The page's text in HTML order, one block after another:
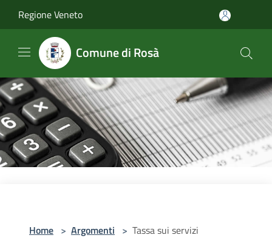
Regione Veneto
Comune di Rosà
Home > Argomenti > Tassa sui servizi